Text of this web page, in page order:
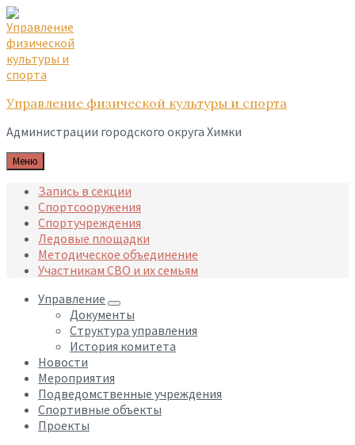
Skip
to
content
Skip
to
main
navigation
Skip
to
footer
Управление физической культуры и спорта
Администрации городского округа Химки
Меню
Запись в секции
Спортсооружения
Спортучреждения
Ледовые площадки
Методическое объединение
Участникам СВО и их семьям
Управление
Документы
Структура управления
История комитета
Новости
Мероприятия
Подведомственные учреждения
Спортивные объекты
Проекты